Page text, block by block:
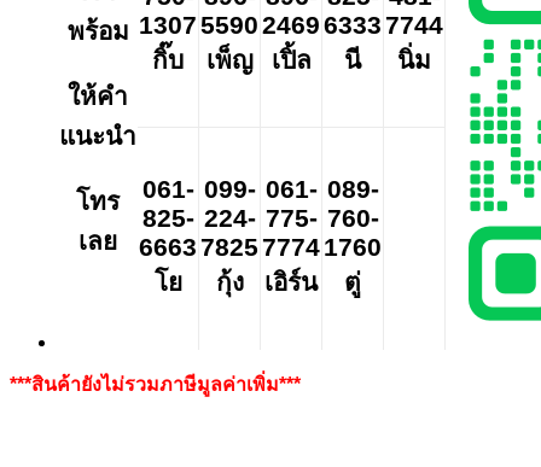
พร้อม
ให้คำ
แนะนำ
โทร
เลย
1307
กิ๊บ
5590
เพ็ญ
2469
เปิ้ล
6333
นี
7744
นิ่ม
061-
825-
6663
โย
099-
224-
7825
กุ้ง
061-
775-
7774
เอิร์น
089-
760-
1760
ตู่
***สินค้ายังไม่รวมภาษีมูลค่าเพิ่ม***